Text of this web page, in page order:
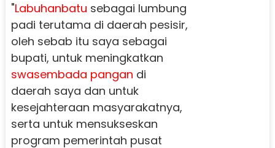
"Labuhanbatu sebagai lumbung
padi terutama di daerah pesisir,
oleh sebab itu saya sebagai
bupati, untuk meningkatkan
swasembada pangan di
daerah saya dan untuk
kesejahteraan masyarakatnya,
serta untuk mensukseskan
program pemerintah pusat